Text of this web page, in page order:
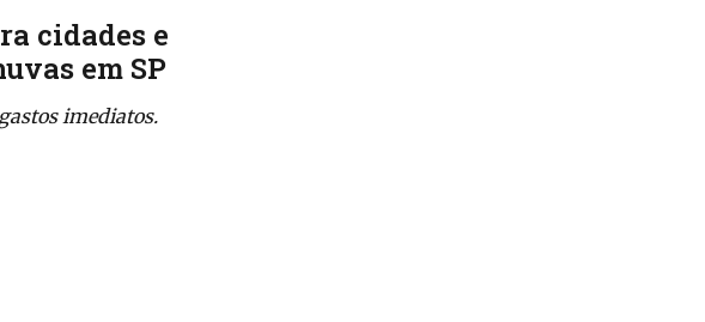
cidades e
em SP
imediatos.